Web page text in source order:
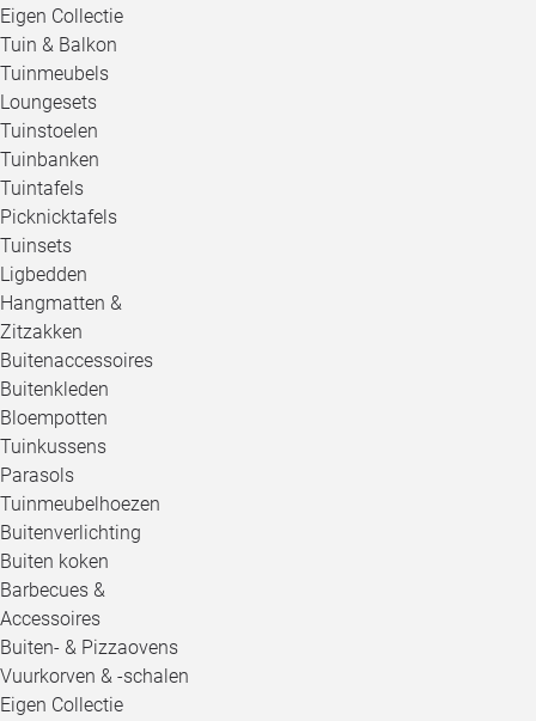
Eigen Collectie
Tuin & Balkon
Tuinmeubels
Loungesets
Tuinstoelen
Tuinbanken
Tuintafels
Picknicktafels
Tuinsets
Ligbedden
Hangmatten &
Zitzakken
Buitenaccessoires
Buitenkleden
Bloempotten
Tuinkussens
Parasols
Tuinmeubelhoezen
Buitenverlichting
Buiten koken
Barbecues &
Accessoires
Buiten- & Pizzaovens
Vuurkorven & -schalen
Eigen Collectie